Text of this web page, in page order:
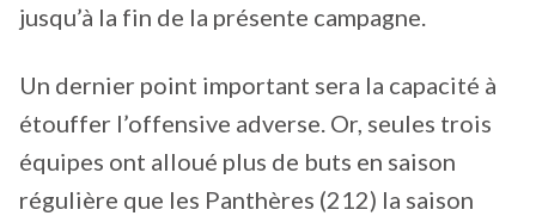
jusqu’à la fin de la présente campagne.
Un dernier point important sera la capacité à
étouffer l’offensive adverse. Or, seules trois
équipes ont alloué plus de buts en saison
régulière que les Panthères (212) la saison